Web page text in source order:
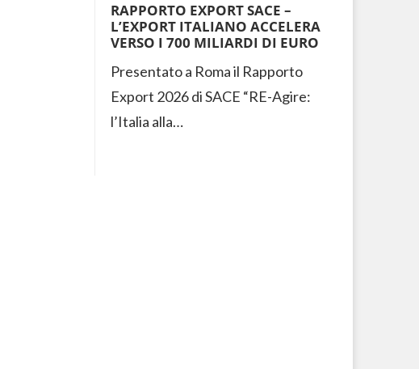
RAPPORTO EXPORT SACE –
L’EXPORT ITALIANO ACCELERA
VERSO I 700 MILIARDI DI EURO
Presentato a Roma il Rapporto
Export 2026 di SACE “RE-Agire:
l’Italia alla…